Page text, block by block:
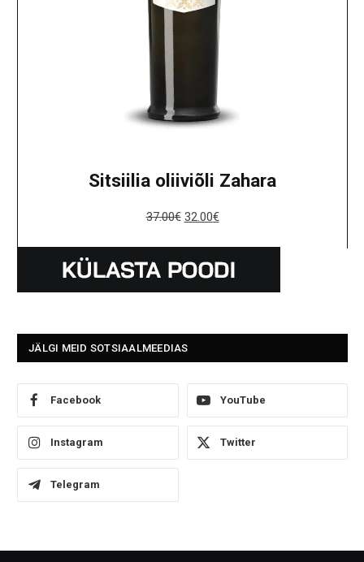
Sitsiilia oliiviõli Zahara
37.00€ 32.00€
JÄLGI MEID SOTSIAALMEEDIAS
Facebook YouTube
Instagram Twitter
Telegram